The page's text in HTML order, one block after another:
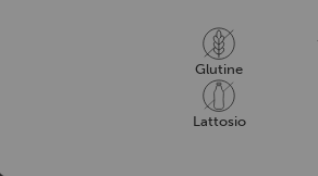
Glutine
Lattosio